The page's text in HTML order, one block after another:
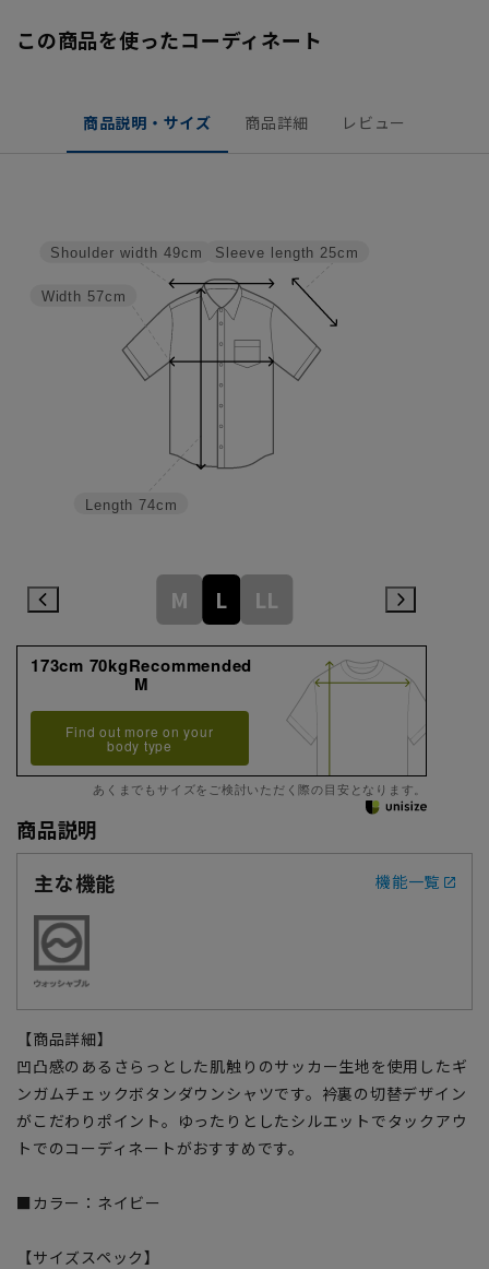
この商品を使ったコーディネート
商品説明・サイズ 商品詳細 レビュー
Sleeve length 25cm
Length 74cm
Width 57cm
Shoulder width 49cm
M L LL
173cm 70kgRecommended
M
Find out more on your
body type
あくまでもサイズをご検討いただく際の目安となります。
商品説明
主な機能
機能一覧
【商品詳細】
凹凸感のあるさらっとした肌触りのサッカー生地を使用したギ
ンガムチェックボタンダウンシャツです。衿裏の切替デザイン
がこだわりポイント。ゆったりとしたシルエットでタックアウ
トでのコーディネートがおすすめです。
■カラー：ネイビー
【サイズスペック】